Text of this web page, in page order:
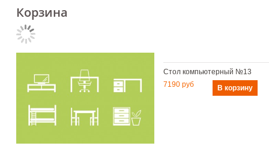
Стол компьютерный №13
7190 руб
Корзина